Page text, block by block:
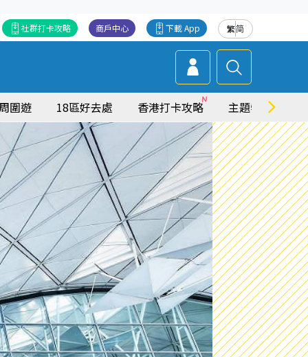
繁简
下載 App
商戶中心
社群打卡攻略
圍遊 18區好去處 香港打卡攻略 主題特集